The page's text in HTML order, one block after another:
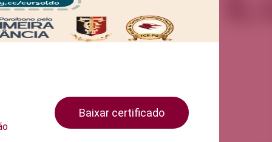
Baixar certificado